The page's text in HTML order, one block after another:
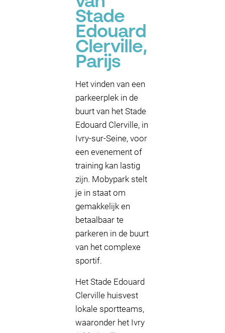
Stade
Edouard
Clerville,
Parijs
Het vinden van een
parkeerplek in de
buurt van het Stade
Edouard Clerville, in
Ivry-sur-Seine, voor
een evenement of
training kan lastig
zijn. Mobypark stelt
je in staat om
gemakkelijk en
betaalbaar te
parkeren in de buurt
van het complexe
sportif.
Het Stade Edouard
Clerville huisvest
lokale sportteams,
waaronder het Ivry